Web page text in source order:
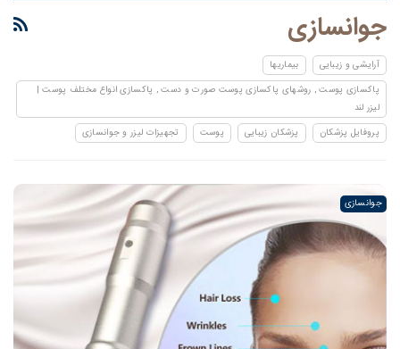
جوانسازی
آرایشی و زیبایی
بیماریها
پاکسازی پوست , روشهای پاکسازی پوست صورت و دست , پاکسازی انواع مختلف پوست |
لیزر لند
پروفایل پزشکان
پزشکان زیبایی پوست تجهیزات لیزر و جوانسازی
جوانسازی